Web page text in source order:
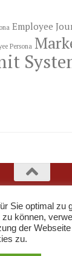
Employee
Persona
Sie optimal zu
können,
der
zu.